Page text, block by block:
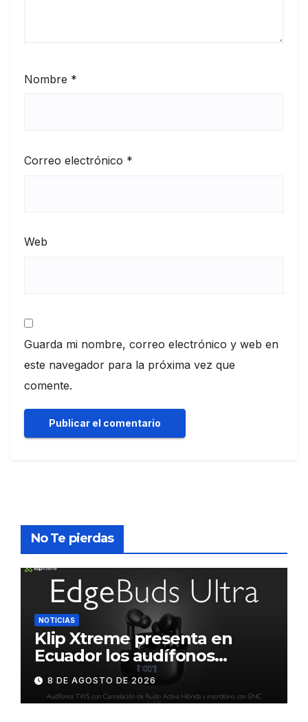
Nombre *
Correo electrónico *
Web
Guarda mi nombre, correo electrónico y web en
este navegador para la próxima vez que
comente.
No Te pierdas
NOTICIAS
Klip Xtreme presenta en
Ecuador los audífonos
DynaBuds con sonido
inteligente y control táctil
8 DE AGOSTO DE 2026